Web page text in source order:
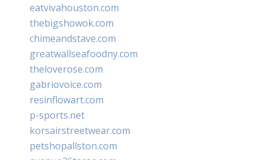
eatvivahouston.com
thebigshowok.com
chimeandstave.com
greatwallseafoodny.com
theloverose.com
gabriovoice.com
resinflowart.com
p-sports.net
korsairstreetwear.com
petshopallston.com